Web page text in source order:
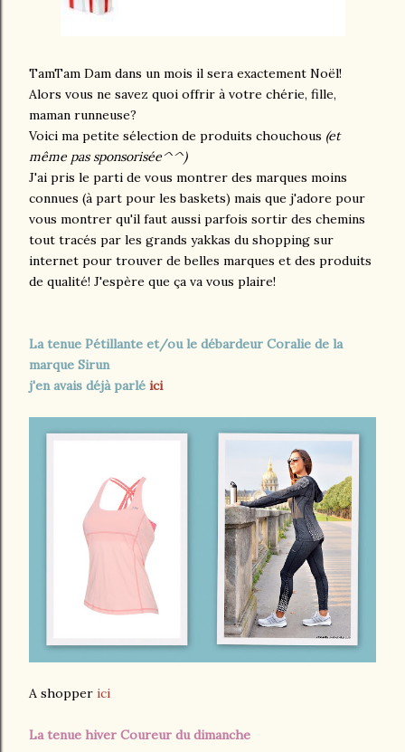
TamTam Dam dans un mois il sera exactement Noël!
Alors vous ne savez quoi offrir à votre chérie, fille,
maman runneuse?
Voici ma petite sélection de produits chouchous (et
même pas sponsorisée^^)
J'ai pris le parti de vous montrer des marques moins
connues (à part pour les baskets) mais que j'adore pour
vous montrer qu'il faut aussi parfois sortir des chemins
tout tracés par les grands yakkas du shopping sur
internet pour trouver de belles marques et des produits
de qualité! J'espère que ça va vous plaire!
La tenue Pétillante et/ou le débardeur Coralie de la
marque Sirun
j'en avais déjà parlé ici
A shopper ici
La tenue hiver Coureur du dimanche